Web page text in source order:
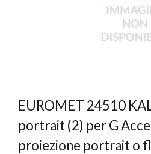
EUROMET 24510
portrait (2) per G
proiezione portrait o